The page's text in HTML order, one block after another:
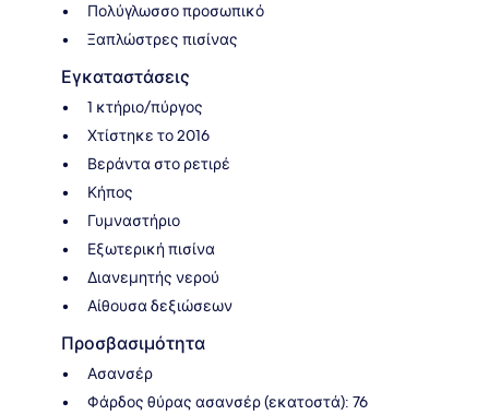
Πολύγλωσσο προσωπικό
Ξαπλώστρες πισίνας
Εγκαταστάσεις
1 κτήριο/πύργος
Χτίστηκε το 2016
Βεράντα στο ρετιρέ
Κήπος
Γυμναστήριο
Εξωτερική πισίνα
Διανεμητής νερού
Αίθουσα δεξιώσεων
Προσβασιμότητα
Ασανσέρ
Φάρδος θύρας ασανσέρ (εκατοστά): 76